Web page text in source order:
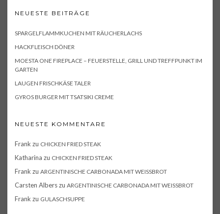
NEUESTE BEITRÄGE
SPARGELFLAMMKUCHEN MIT RÄUCHERLACHS
HACKFLEISCH DÖNER
MOESTA ONE FIREPLACE – FEUERSTELLE, GRILL UND TREFFPUNKT IM
GARTEN
LAUGEN FRISCHKÄSE TALER
GYROS BURGER MIT TSATSIKI CREME
NEUESTE KOMMENTARE
Frankzu CHICKEN FRIED STEAK
Katharina zu CHICKEN FRIED STEAK
Frankzu ARGENTINISCHE CARBONADA MIT WEISSBROT
Carsten Alberszu ARGENTINISCHE CARBONADA MIT WEISSBROT
Frankzu GULASCHSUPPE